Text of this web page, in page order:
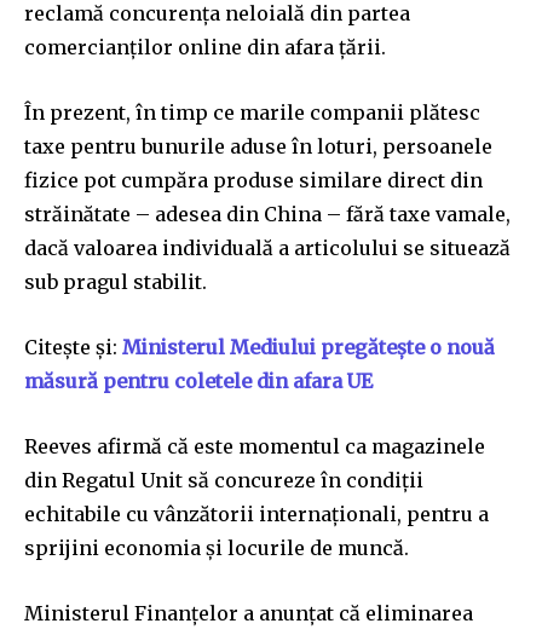
reclamă concurența neloială din partea
comercianților online din afara țării.
În prezent, în timp ce marile companii plătesc
taxe pentru bunurile aduse în loturi, persoanele
fizice pot cumpăra produse similare direct din
străinătate – adesea din China – fără taxe vamale,
dacă valoarea individuală a articolului se situează
sub pragul stabilit.
Citește și: Ministerul Mediului pregătește o nouă
măsură pentru coletele din afara UE
Reeves afirmă că este momentul ca magazinele
din Regatul Unit să concureze în condiții
echitabile cu vânzătorii internaționali, pentru a
sprijini economia și locurile de muncă.
Ministerul Finanțelor a anunțat că eliminarea